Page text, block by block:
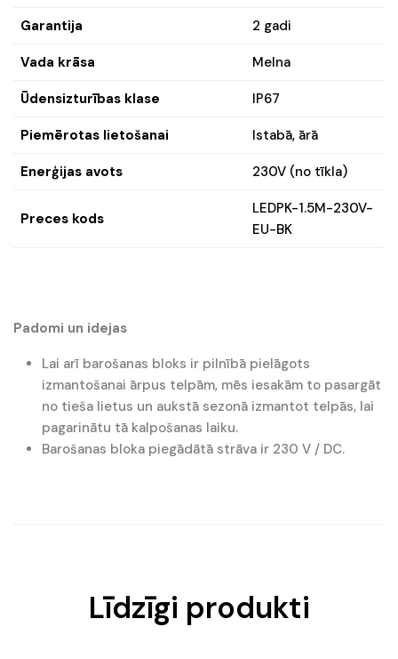
Garantija 2 gadi
Vada krāsa Melna
Ūdensizturības klase IP67
Piemērotas lietošanai Istabā, ārā
Enerģijas avots 230V (no tīkla)
Preces kods
LEDPK-1.5M-230V-
EU-BK
Padomi un idejas
Lai arī barošanas bloks ir pilnībā pielāgots
izmantošanai ārpus telpām, mēs iesakām to pasargāt
no tieša lietus un aukstā sezonā izmantot telpās, lai
pagarinātu tā kalpošanas laiku.
Barošanas bloka piegādātā strāva ir 230 V / DC.
Līdzīgi produkti